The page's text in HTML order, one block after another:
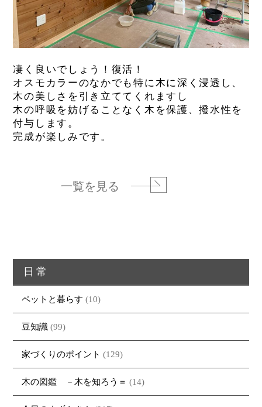
凄く良いでしょう！復活！
オスモカラーのなかでも特に木に深く浸透し、
木の美しさを引き立ててくれますし
木の呼吸を妨げることなく木を保護、撥水性を
付与します。
完成が楽しみです。
一覧を見る
日常
ペットと暮らす (10)
豆知識 (99)
家づくりのポイント (129)
木の図鑑 －木を知ろう＝ (14)